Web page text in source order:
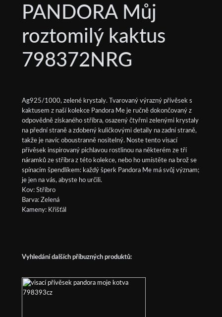
PANDORA Můj
roztomilý kaktus
798372NRG
Ag925/1000, zelené krystaly. Tvarovaný výrazný přívěsek s
kaktusem z naší kolekce Pandora Me je ručně dokončovaný z
odpovědně získaného stříbra, osazený čtyřmi zelenými krystaly
na přední straně a zdobený kuličkovými detaily na zadní straně,
takže je navíc oboustranně nositelný. Noste tento visací
přívěsek inspirovaný pichlavou rostlinou na některém ze tří
náramků ze stříbra z této kolekce, nebo ho umístěte na brož se
spínacím špendlíkem: každý šperk Pandora Me má svůj význam;
je jen na vás, abyste ho určili.
Kov: Stříbro
Barva: Zelená
Kameny: Křišťál
Vyhledání dalších příbuzných produktů: